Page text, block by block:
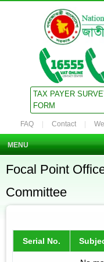
TAX PAYER
FORM
FAQ Contact
MENU
Focal Point
Committee
Serial No.